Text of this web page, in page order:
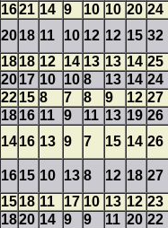
1621 14 9 10 10 20 24
2018 11 10 12 12 15 32
1818 12 14 13 13 14 25
2017 10 10 8 13 14 24
2215 8 7 8 9 12 27
1816 11 9 11 13 19 26
1416 13 9 7 15 14 26
1615 10 13 8 12 18 27
1518 11 17 10 13 12 23
1820 14 9 9 11 20 22